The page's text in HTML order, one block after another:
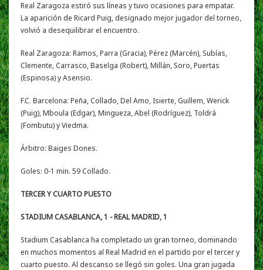
Real Zaragoza estiró sus líneas y tuvo ocasiones para empatar.
La aparición de Ricard Puig, designado mejor jugador del torneo,
volvió a desequilibrar el encuentro.
Real Zaragoza: Ramos, Parra (Gracia), Pérez (Marcén), Subías,
Clemente, Carrasco, Baselga (Robert), Millán, Soro, Puertas
(Espinosa) y Asensio.
F.C. Barcelona: Peña, Collado, Del Amo, Isierte, Guillem, Werick
(Puig), Mboula (Edgar), Mingueza, Abel (Rodríguez), Toldrá
(Fombutu) y Viedma.
Árbitro: Baiges Dones.
Goles: 0-1 min. 59 Collado.
TERCER Y CUARTO PUESTO
STADIUM CASABLANCA, 1 - REAL MADRID, 1
Stadium Casablanca ha completado un gran torneo, dominando
en muchos momentos al Real Madrid en el partido por el tercer y
cuarto puesto. Al descanso se llegó sin goles. Una gran jugada